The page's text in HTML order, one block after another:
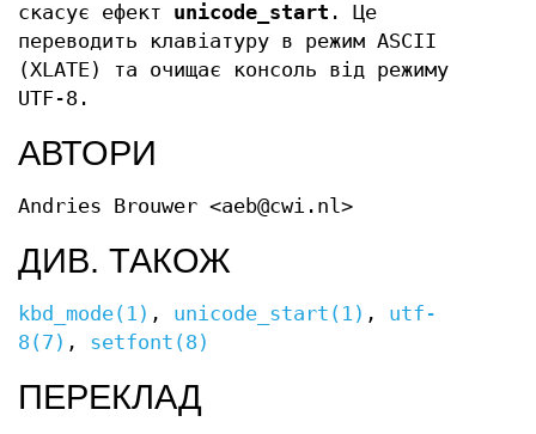
скасує ефект unicode_start . Це
переводить клавіатуру в режим ASCII
(XLATE) та очищає консоль від режиму
UTF-8.
АВТОРИ
Andries Brouwer <aeb@cwi.nl>
ДИВ. ТАКОЖ
kbd_mode(1) , unicode_start(1) , utf-
8(7) , setfont(8)
ПЕРЕКЛАД